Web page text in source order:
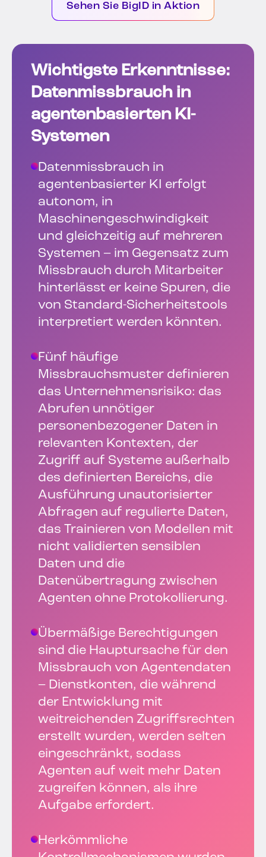
Sehen Sie BigID in Aktion
Wichtigste Erkenntnisse:
Datenmissbrauch in
agentenbasierten KI-
Systemen
Datenmissbrauch in
agentenbasierter KI erfolgt
autonom, in
Maschinengeschwindigkeit
und gleichzeitig auf mehreren
Systemen – im Gegensatz zum
Missbrauch durch Mitarbeiter
hinterlässt er keine Spuren, die
von Standard-Sicherheitstools
interpretiert werden könnten.
Fünf häufige
Missbrauchsmuster definieren
das Unternehmensrisiko: das
Abrufen unnötiger
personenbezogener Daten in
relevanten Kontexten, der
Zugriff auf Systeme außerhalb
des definierten Bereichs, die
Ausführung unautorisierter
Abfragen auf regulierte Daten,
das Trainieren von Modellen mit
nicht validierten sensiblen
Daten und die
Datenübertragung zwischen
Agenten ohne Protokollierung.
Übermäßige Berechtigungen
sind die Hauptursache für den
Missbrauch von Agentendaten
– Dienstkonten, die während
der Entwicklung mit
weitreichenden Zugriffsrechten
erstellt wurden, werden selten
eingeschränkt, sodass
Agenten auf weit mehr Daten
zugreifen können, als ihre
Aufgabe erfordert.
Herkömmliche